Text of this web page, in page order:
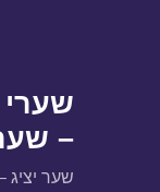
שערי
–
שער יציג